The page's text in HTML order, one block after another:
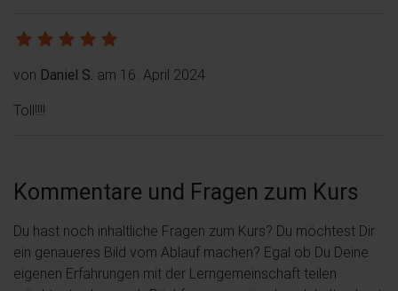
von Daniel S. am 16. April 2024
Toll!!!!
Kommentare und Fragen zum Kurs
Du hast noch inhaltliche Fragen zum Kurs? Du möchtest Dir
ein genaueres Bild vom Ablauf machen? Egal ob Du Deine
eigenen Erfahrungen mit der Lerngemeinschaft teilen